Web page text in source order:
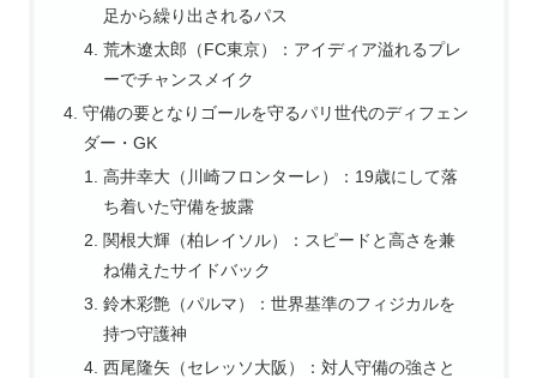
足から繰り出されるパス
荒木遼太郎（FC東京）：アイディア溢れるプレ
ーでチャンスメイク
守備の要となりゴールを守るパリ世代のディフェン
ダー・GK
高井幸大（川崎フロンターレ）：19歳にして落
ち着いた守備を披露
関根大輝（柏レイソル）：スピードと高さを兼
ね備えたサイドバック
鈴木彩艶（パルマ）：世界基準のフィジカルを
持つ守護神
西尾隆矢（セレッソ大阪）：対人守備の強さと